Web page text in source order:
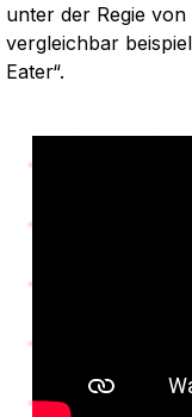
unter der Regie von
vergleichbar
Eater“.